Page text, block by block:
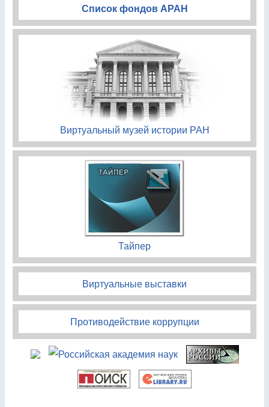
Список фондов АРАН
Виртуальный музей истории РАН
Тайпер
Виртуальные выставки
Противодействие коррупции